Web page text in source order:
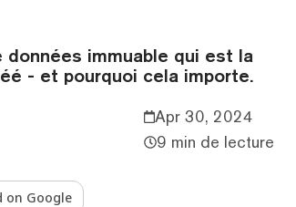
immuable qui est la
- et pourquoi cela importe.
Apr 30, 2024
9 min de lecture
on Google